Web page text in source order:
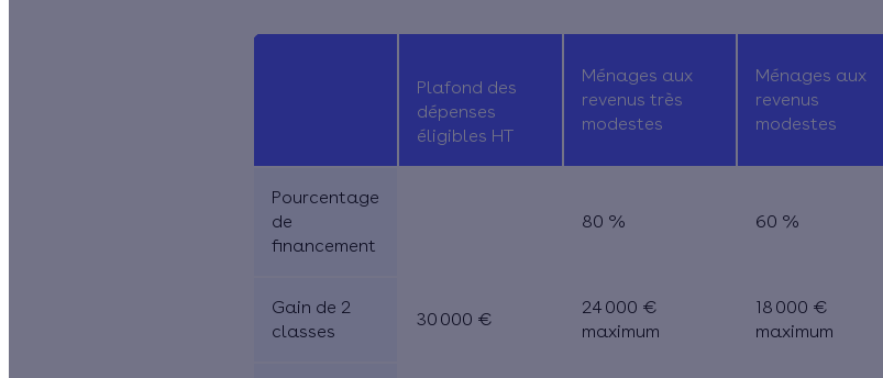
Plafond des
dépenses
éligibles HT
Ménages aux
revenus très
modestes
Ménages aux
revenus
modestes
Pourcentage
de
financement
80 % 60 %
Gain de 2
classes
30 000 €
24 000 €
maximum
18 000 €
maximum